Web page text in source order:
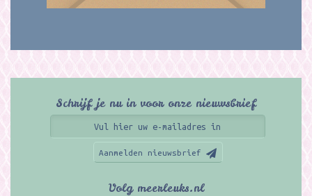
Schrijf je nu in voor onze nieuwsbrief
Aanmelden nieuwsbrief
Volg meerleuks.nl